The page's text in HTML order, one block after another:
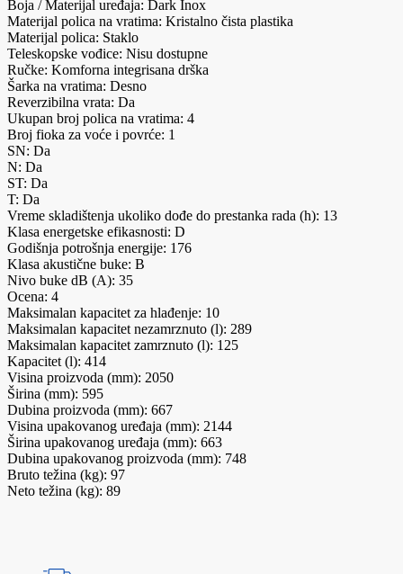
Boja / Materijal uređaja: Dark Inox
Materijal polica na vratima: Kristalno čista plastika
Materijal polica: Staklo
Teleskopske vođice: Nisu dostupne
Ručke: Komforna integrisana drška
Šarka na vratima: Desno
Reverzibilna vrata: Da
Ukupan broj polica na vratima: 4
Broj fioka za voće i povrće: 1
SN: Da
N: Da
ST: Da
T: Da
Vreme skladištenja ukoliko dođe do prestanka rada (h): 13
Klasa energetske efikasnosti: D
Godišnja potrošnja energije: 176
Klasa akustične buke: B
Nivo buke dB (A): 35
Ocena: 4
Maksimalan kapacitet za hlađenje: 10
Maksimalan kapacitet nezamrznuto (l): 289
Maksimalan kapacitet zamrznuto (l): 125
Kapacitet (l): 414
Visina proizvoda (mm): 2050
Širina (mm): 595
Dubina proizvoda (mm): 667
Visina upakovanog uređaja (mm): 2144
Širina upakovanog uređaja (mm): 663
Dubina upakovanog proizvoda (mm): 748
Bruto težina (kg): 97
Neto težina (kg): 89